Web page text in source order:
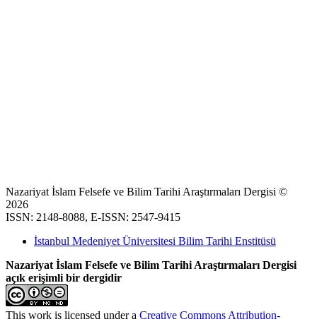
Nazariyat İslam Felsefe ve Bilim Tarihi Araştırmaları Dergisi ©
2026
ISSN: 2148-8088, E-ISSN: 2547-9415
İstanbul Medeniyet Üniversitesi Bilim Tarihi Enstitüsü
Nazariyat İslam Felsefe ve Bilim Tarihi Araştırmaları Dergisi
açık erişimli bir dergidir
This work is licensed under a Creative Commons Attribution-